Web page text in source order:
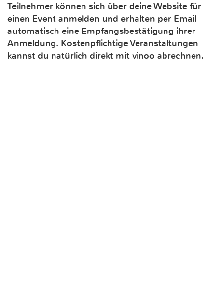
Teilnehmer können sich über deine Website für
einen Event anmelden und erhalten per Email
automatisch eine Empfangsbestätigung ihrer
Anmeldung. Kostenpflichtige Veranstaltungen
kannst du natürlich direkt mit vinoo abrechnen.